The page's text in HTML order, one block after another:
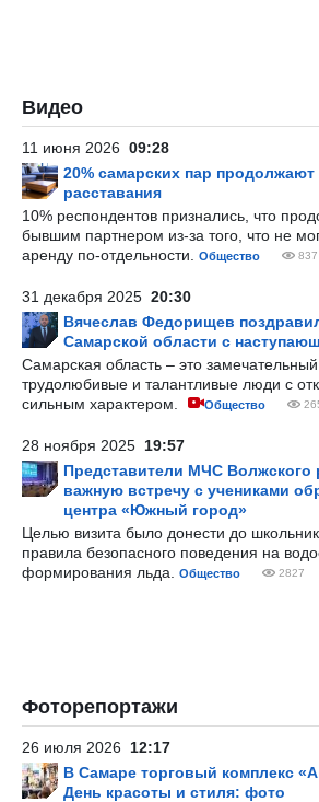
Видео
11 июня 2026 09:28
20% самарских пар
расставания
10% респондентов признались, что
бывшим партнером из-за того, что не
аренду по-отдельности.
Общество 837
31 декабря 2025 20:30
Вячеслав Федорищев
Самарской области с
Самарская область – это
трудолюбивые и талантливые люди с
сильным характером.
Общество
28 ноября 2025 19:57
Представители МЧС Волжского
важную встречу с учениками
центра «Южный город»
Целью визита было донести до
правила безопасного поведения на
формирования льда.
Общество 2827
Фоторепортажи
26 июля 2026 12:17
В Самаре торговый комплекс
День красоты и стиля: фото